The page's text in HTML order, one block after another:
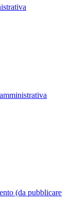
(da pubblicare